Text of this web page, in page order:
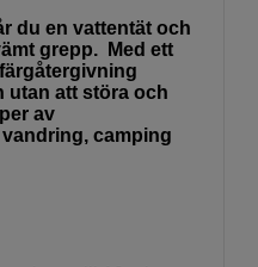
du en vattentät och
grepp. Med ett
utan att störa och
av
camping